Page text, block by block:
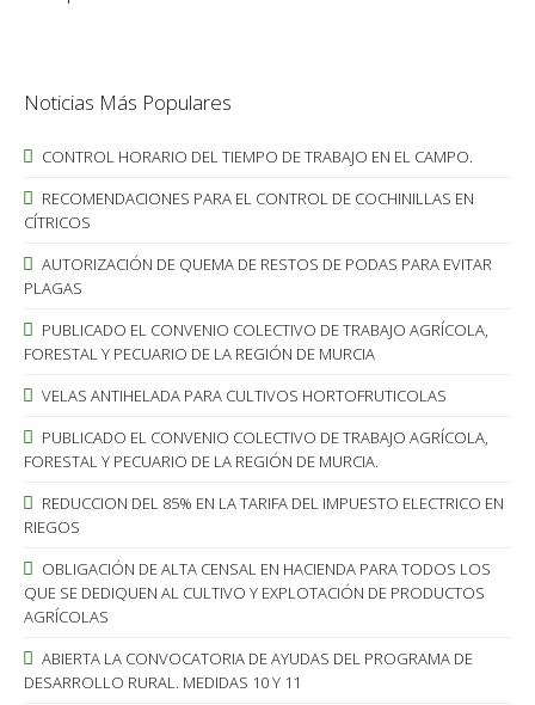
Noticias Más Populares
CONTROL HORARIO DEL TIEMPO DE TRABAJO EN EL CAMPO.
RECOMENDACIONES PARA EL CONTROL DE COCHINILLAS EN
CÍTRICOS
AUTORIZACIÓN DE QUEMA DE RESTOS DE PODAS PARA EVITAR
PLAGAS
PUBLICADO EL CONVENIO COLECTIVO DE TRABAJO AGRÍCOLA,
FORESTAL Y PECUARIO DE LA REGIÓN DE MURCIA
VELAS ANTIHELADA PARA CULTIVOS HORTOFRUTICOLAS
PUBLICADO EL CONVENIO COLECTIVO DE TRABAJO AGRÍCOLA,
FORESTAL Y PECUARIO DE LA REGIÓN DE MURCIA.
REDUCCION DEL 85% EN LA TARIFA DEL IMPUESTO ELECTRICO EN
RIEGOS
OBLIGACIÓN DE ALTA CENSAL EN HACIENDA PARA TODOS LOS
QUE SE DEDIQUEN AL CULTIVO Y EXPLOTACIÓN DE PRODUCTOS
AGRÍCOLAS
ABIERTA LA CONVOCATORIA DE AYUDAS DEL PROGRAMA DE
DESARROLLO RURAL. MEDIDAS 10 Y 11